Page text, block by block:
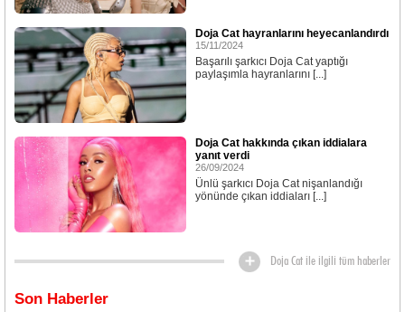
Doja Cat hayranlarını heyecanlandırdı
15/11/2024
Başarılı şarkıcı Doja Cat yaptığı
paylaşımla hayranlarını [...]
Doja Cat hakkında çıkan iddialara
yanıt verdi
26/09/2024
Ünlü şarkıcı Doja Cat nişanlandığı
yönünde çıkan iddiaları [...]
Doja Cat ile ilgili tüm haberler
Son Haberler